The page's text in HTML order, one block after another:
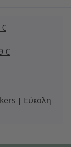
€
€
| Εύκολη